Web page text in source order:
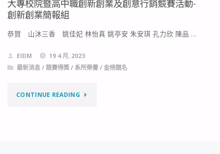
大專校院暨高中職創新創業及創意行銷競賽活動-
創新創業簡報組
恭賀 山沐三香 姚佳妃 林怡真 姚亭安 朱安琪 孔力欣 陳品 …
EIDM
19 4 月, 2023
最新消息/ 競賽得獎/ 系所榮譽/金榜題名
CONTINUE READING"【競